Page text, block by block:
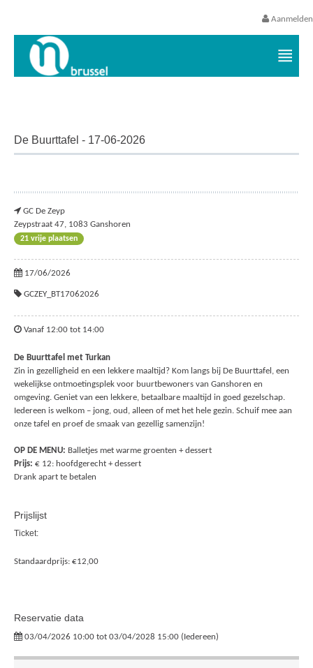
Aanmelden
De Buurttafel - 17-06-2026
GC De Zeyp
Zeypstraat 47, 1083 Ganshoren
21 vrije plaatsen
17/06/2026
GCZEY_BT17062026
Vanaf 12:00 tot 14:00
De Buurttafel met Turkan
Zin in gezelligheid en een lekkere maaltijd? Kom langs bij De Buurttafel, een
wekelijkse ontmoetingsplek voor buurtbewoners van Ganshoren en
omgeving. Geniet van een lekkere, betaalbare maaltijd in goed gezelschap.
Iedereen is welkom – jong, oud, alleen of met het hele gezin. Schuif mee aan
onze tafel en proef de smaak van gezellig samenzijn!
OP DE MENU: Balletjes met warme groenten + dessert
Prijs: € 12: hoofdgerecht + dessert
Drank apart te betalen
Prijslijst
Ticket:
Standaardprijs: €12,00
Reservatie data
03/04/2026 10:00 tot 03/04/2028 15:00 (Iedereen)